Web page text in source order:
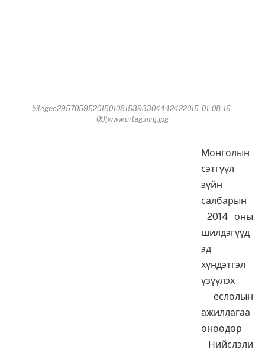
bilegee295705952015010815393304442422015-01-08-16-
09[www.urlag.mn].jpg
Монголын
сэтгүүл
зүйн
салбарын
2014 оны
шилдэгүүд
эд
хүндэтгэл
үзүүлэх
ёслолын
ажиллагаа
өнөөдөр
Нийслэли